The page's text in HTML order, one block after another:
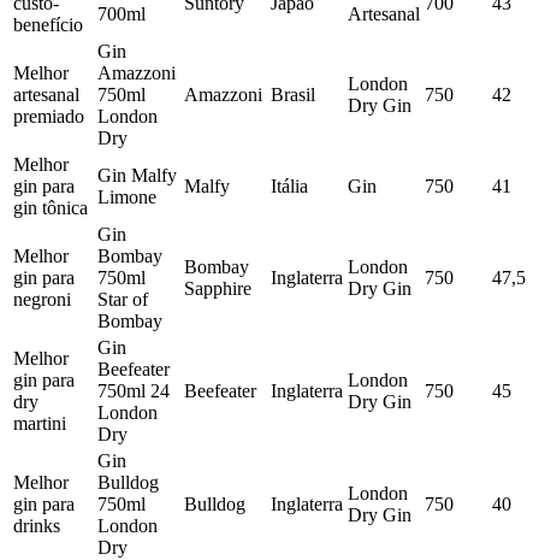
benefício
700ml
Artesanal
Melhor
artesanal
premiado
Gin
Amazzoni
750ml
London
Dry
Amazzoni Brasil
London
Dry Gin
750 42
Melhor
gin para
gin tônica
Gin Malfy
Limone
Malfy Itália Gin 750 41
Melhor
gin para
negroni
Gin
Bombay
750ml
Star of
Bombay
Bombay
Sapphire
Inglaterra
London
Dry Gin
750 47,5
Melhor
gin para
dry
martini
Gin
Beefeater
750ml 24
London
Dry
Beefeater Inglaterra
London
Dry Gin
750 45
Melhor
gin para
drinks
Gin
Bulldog
750ml
London
Dry
Bulldog Inglaterra
London
Dry Gin
750 40